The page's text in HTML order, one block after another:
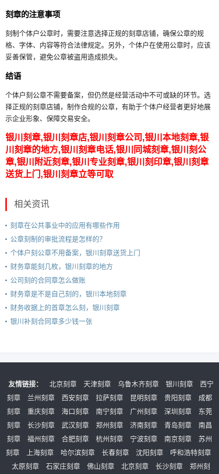
刻章的注意事项
刻制个体户公章时，需要注意选择正规的刻章店铺，确保公章的规
格、字体、内容等符合法律规定。另外，个体户在使用公章时，应该
妥善保管，避免公章被盗用造成损失。
结语
个体户刻公章不需要备案，但仍然是经营活动中不可或缺的环节。选
择正规的刻章店铺，制作合规的公章，有助于个体户经营者更好地展
示企业形象、保障交易安全。
银川刻章,银川刻章店,银川刻章公司,银川本地刻章,银
川刻章的地方,银川刻章电话,银川同城刻章,银川刻公
章,银川附近刻章,银川专业刻章,银川刻印章,银川刻章
送货上门,银川刻章立等可取
相关资讯
刻章在公共事业中的应用有哪些作用
公章刻制的审批流程是怎样的？
个体户刻公章不用备案，银川刻章送货上门
财务章能刻几枚，银川刻章的地方
公司刻的合同章怎么做账
财务章是不是自己刻的，银川本地刻章
财务收据上的首章怎么刻，银川刻章
银川补刻合同章多少钱一张
友情链接： 北京刻章 天津刻章 乌鲁木齐刻章 银川刻章
西宁
刻章
兰州刻章 西安刻章 拉萨刻章 昆明刻章 贵阳刻章
成都
刻章
重庆刻章 海口刻章 南宁刻章 广州刻章 深圳刻章
东莞
刻章
长沙刻章 武汉刻章 郑州刻章 济南刻章 青岛刻章
南昌
刻章
福州刻章 合肥刻章 杭州刻章 宁波刻章 南京刻章
苏州
刻章
上海刻章 哈尔滨刻章 长春刻章 沈阳刻章
呼和浩特刻章
太原刻章
石家庄刻章 佛山刻章 北京刻章 长沙刻章 郑州刻